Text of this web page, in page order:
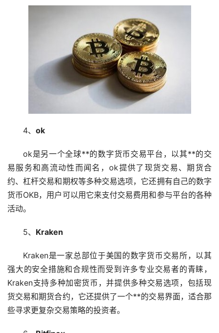
4、 ok
ok是另一个全球**的数字货币交易平台，以其**的交
易服务和高流动性而闻名，ok提供了现货交易、期货合
约、杠杆交易和期权等多种交易选项，它还拥有自己的数字
货币OKB，用户可以用它来支付交易费用和参与平台的各种
活动。
5、 Kraken
Kraken是一家总部位于美国的数字货币交易所，以其
强大的安全措施和合规性而受到许多专业交易者的青睐，
Kraken支持多种加密货币，并提供多种交易选项，包括现
货交易和期货合约，它还提供了一个**的交易界面，适合那
些寻求更复杂交易策略的投资者。